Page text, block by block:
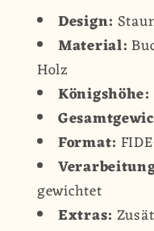
Design:
Material:
Holz
Königshöhe:
Format:
gewichtet
Extras: